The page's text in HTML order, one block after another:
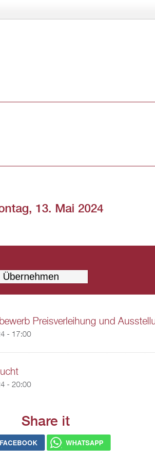
13. Mai 2024
Preisverleihung und
- 17:00
- 20:00
Share it
FACEBOOK WHATSAPP